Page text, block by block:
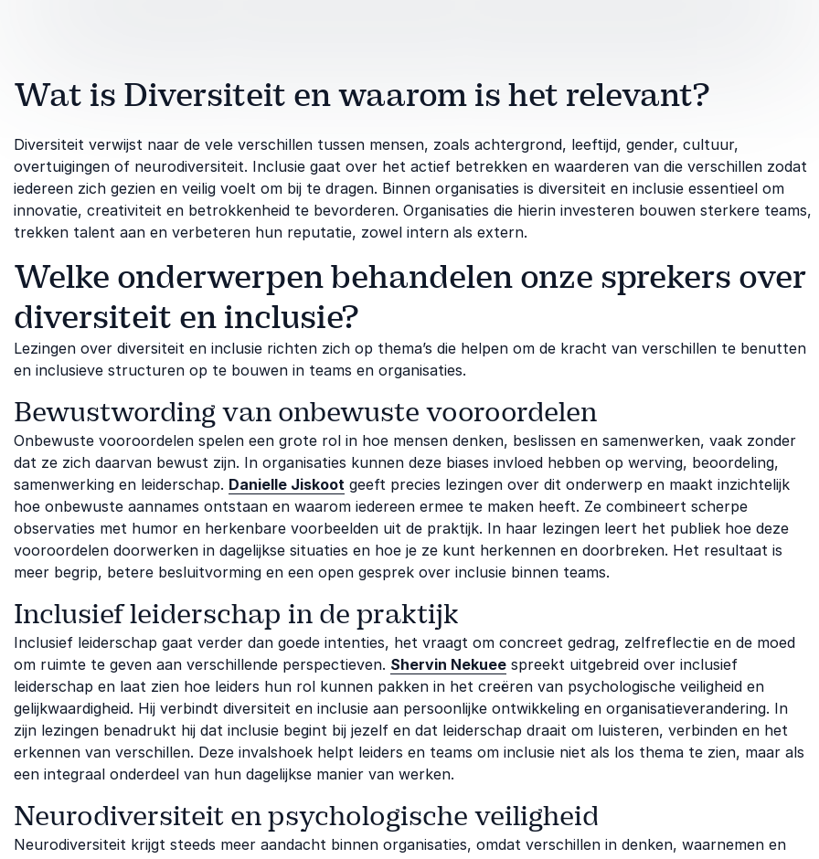
Wat is Diversiteit en waarom is het relevant?
Diversiteit verwijst naar de vele verschillen tussen mensen, zoals achtergrond, leeftijd, gender, cultuur,
overtuigingen of neurodiversiteit. Inclusie gaat over het actief betrekken en waarderen van die verschillen zodat
iedereen zich gezien en veilig voelt om bij te dragen. Binnen organisaties is diversiteit en inclusie essentieel om
innovatie, creativiteit en betrokkenheid te bevorderen. Organisaties die hierin investeren bouwen sterkere teams,
trekken talent aan en verbeteren hun reputatie, zowel intern als extern.
Welke onderwerpen behandelen onze sprekers over
diversiteit en inclusie?
Lezingen over diversiteit en inclusie richten zich op thema’s die helpen om de kracht van verschillen te benutten
en inclusieve structuren op te bouwen in teams en organisaties.
Bewustwording van onbewuste vooroordelen
Onbewuste vooroordelen spelen een grote rol in hoe mensen denken, beslissen en samenwerken, vaak zonder
dat ze zich daarvan bewust zijn. In organisaties kunnen deze biases invloed hebben op werving, beoordeling,
samenwerking en leiderschap. Danielle Jiskoot geeft precies lezingen over dit onderwerp en maakt inzichtelijk
hoe onbewuste aannames ontstaan en waarom iedereen ermee te maken heeft. Ze combineert scherpe
observaties met humor en herkenbare voorbeelden uit de praktijk. In haar lezingen leert het publiek hoe deze
vooroordelen doorwerken in dagelijkse situaties en hoe je ze kunt herkennen en doorbreken. Het resultaat is
meer begrip, betere besluitvorming en een open gesprek over inclusie binnen teams.
Inclusief leiderschap in de praktijk
Inclusief leiderschap gaat verder dan goede intenties, het vraagt om concreet gedrag, zelfreflectie en de moed
om ruimte te geven aan verschillende perspectieven. Shervin Nekuee spreekt uitgebreid over inclusief
leiderschap en laat zien hoe leiders hun rol kunnen pakken in het creëren van psychologische veiligheid en
gelijkwaardigheid. Hij verbindt diversiteit en inclusie aan persoonlijke ontwikkeling en organisatieverandering. In
zijn lezingen benadrukt hij dat inclusie begint bij jezelf en dat leiderschap draait om luisteren, verbinden en het
erkennen van verschillen. Deze invalshoek helpt leiders en teams om inclusie niet als los thema te zien, maar als
een integraal onderdeel van hun dagelijkse manier van werken.
Neurodiversiteit en psychologische veiligheid
Neurodiversiteit krijgt steeds meer aandacht binnen organisaties, omdat verschillen in denken, waarnemen en